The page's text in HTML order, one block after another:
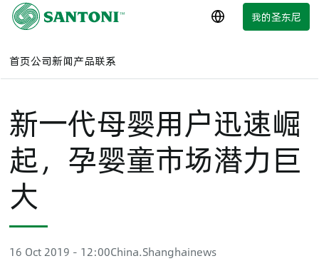
要
内
首页公司新闻产品联系
简体中文我的圣东尼
新一代母婴用户迅速崛
起，孕婴童市场潜力巨
大
16 Oct 2019 - 12:00China.Shanghainews